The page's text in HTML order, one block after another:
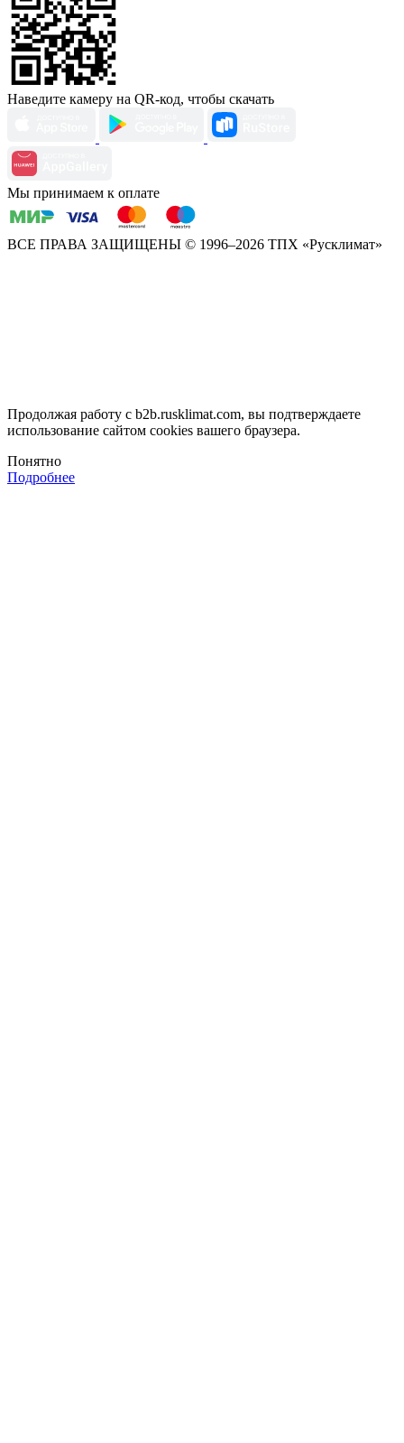
Наведите камеру на QR-код, чтобы скачать
Мы принимаем к оплате
ВСЕ ПРАВА ЗАЩИЩЕНЫ © 1996–2026 ТПХ «Русклимат»
Продолжая работу с b2b.rusklimat.com, вы подтверждаете
использование сайтом cookies вашего браузера.
Понятно
Подробнее